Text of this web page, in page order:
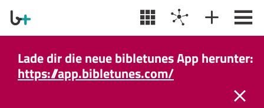
Lade dir die neue bibletunes App herunter:
https://app.bibletunes.com/